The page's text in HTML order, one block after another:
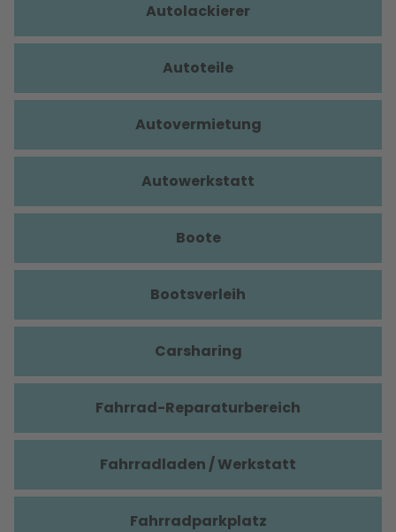
Autolackierer
Autoteile
Autovermietung
Autowerkstatt
Boote
Bootsverleih
Carsharing
Fahrrad-Reparaturbereich
Fahrradladen / Werkstatt
Fahrradparkplatz